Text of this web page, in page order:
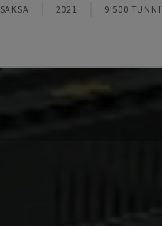
SAKSA 2021 9.500